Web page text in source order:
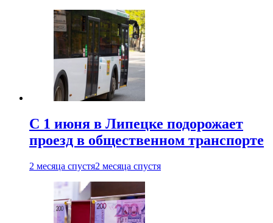
С 1 июня в Липецке подорожает
проезд в общественном транспорте
2 месяца спустя2 месяца спустя